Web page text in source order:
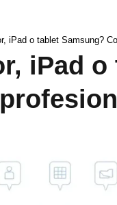
iPad o tablet Samsung?
iPad